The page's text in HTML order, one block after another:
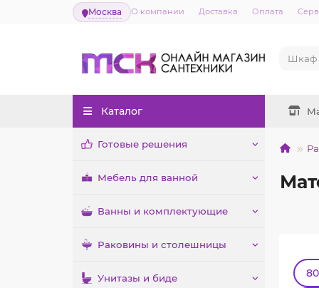
Москва О компании Доставка Оплата
Каталог
Готовые решения
Мебель для ванной
Ванны и комплектующие
Раковины и столешницы
Унитазы и биде